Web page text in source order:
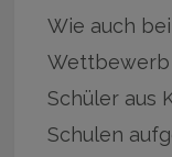
Wie auch
Wettbewerb
Schüler aus
Schulen